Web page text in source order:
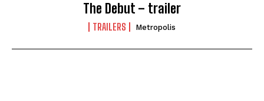
The Debut – trailer
TRAILERS Metropolis